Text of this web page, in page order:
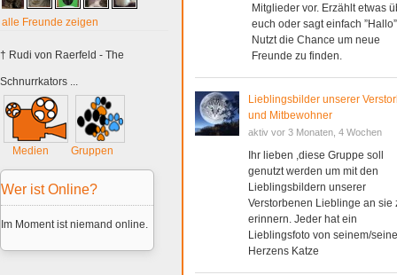
alle Freunde zeigen
† Rudi von Raerfeld - The
Schnurrkators ...
Medien Gruppen
Wer ist Online?
Im Moment ist niemand online.
Mitglieder vor. Erzählt etwas
euch oder sagt einfach
Nutzt die Chance um neue
Freunde zu finden.
Lieblingsbilder unserer
und Mitbewohner
aktiv vor 3 Monaten, 4 Wochen
Ihr lieben ,diese Gruppe soll
genutzt werden um mit den
Lieblingsbildern unserer
Verstorbenen Lieblinge an sie
erinnern. Jeder hat ein
Lieblingsfoto von seinem/
Herzens Katze